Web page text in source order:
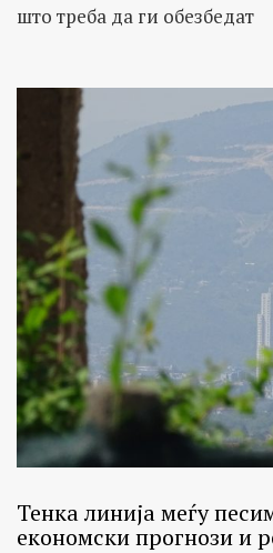
што треба да ги обезбедат
Тенка линија меѓу
економски прогнози и